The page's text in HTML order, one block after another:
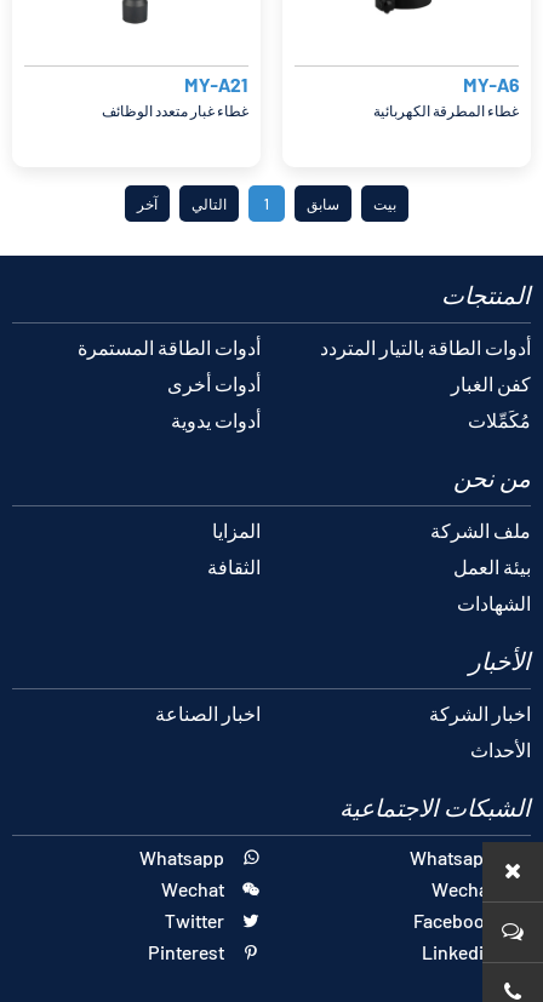
MY-A6
غطاء المطرقة الكهربائية
MY-A21
غطاء غبار متعدد الوظائف
بيت سابق 1 التالي آخر
المنتجات
أدوات الطاقة بالتيار المتردد
أدوات الطاقة المستمرة
كفن الغبار
أدوات أخرى
مُكَمِّلات
أدوات يدوية
من نحن
ملف الشركة
المزايا
بيئة العمل
الثقافة
الشهادات
الأخبار
اخبار الشركة
اخبار الصناعة
الأحداث
الشبكات الاجتماعية
Whatsapp

Whatsapp
Wechat

Wechat

Facebook

Twitter
Linkedin

Pinterest